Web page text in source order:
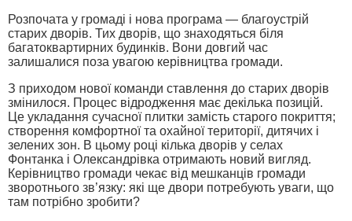
Розпочата у громаді і нова програма — благоустрій
старих дворів. Тих дворів, що знаходяться біля
багатоквартирних будинків. Вони довгий час
залишалися поза увагою керівництва громади.
З приходом нової команди ставлення до старих дворів
змінилося. Процес відродження має декілька позицій.
Це укладання сучасної плитки замість старого покриття;
створення комфортної та охайної території, дитячих і
зелених зон. В цьому році кілька дворів у селах
Фонтанка і Олександрівка отримають новий вигляд.
Керівництво громади чекає від мешканців громади
зворотнього зв’язку: які ще двори потребують уваги, що
там потрібно зробити?